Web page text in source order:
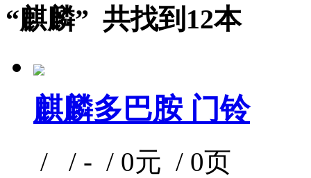
“麒麟” 共找到12本
麒麟多巴胺 门铃
/ / - / 0元 / 0页